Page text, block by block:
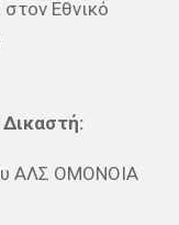
Εθνικό
Δικαστή:
ΑΛΣ ΟΜΟΝΟΙΑ